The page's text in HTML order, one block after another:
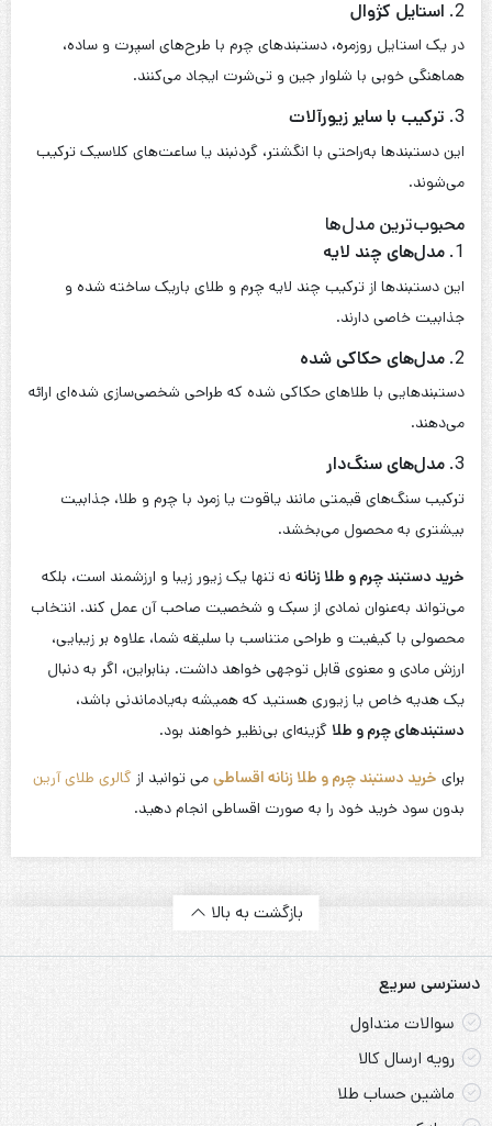
است. همچنین، مطمئن شوید سایز دستبند به درستی با اندازه مچ دست
شما سازگار است.
4. برند و اعتبار فروشنده
انتخاب برند معتبر یا فروشگاه‌های با گارانتی معتبر، احتمال خرید
محصول تقلبی را کاهش می‌دهد.
روش‌های نگهداری دستبند چرم و طلا
1.
تمیز کردن چرم و طلا
از محصولات مخصوص برای تمیز کردن چرم و پارچه نرم برای پاک کردن
طلا استفاده کنید.
2. نگهداری در محیط خشک
رطوبت می‌تواند به چرم آسیب برساند و باعث تغییر رنگ شود.
3. جلوگیری از تماس با مواد شیمیایی
دستبند خود را در هنگام استفاده از مواد شوینده یا عطر از دست خارج
کنید.
ایده‌های استایل با دستبند چرم و طلا
1. استایل رسمی
یک دستبند چرم و طلا با طراحی ساده، به‌خوبی می‌تواند مکمل کت و
شلوار رسمی یا لباس شب باشد.
2. استایل کژوال
در یک استایل روزمره، دستبندهای چرم با طرح‌های اسپرت و ساده،
هماهنگی خوبی با شلوار جین و تی‌شرت ایجاد می‌کنند.
ترکیب با سایر زیورآلات
این دستبندها به‌راحتی با انگشتر، گردنبند یا ساعت‌های کلاسیک ترکیب
می‌شوند.
محبوب‌ترین مدل‌ها
این دستبندها از ترکیب چند لایه چرم و طلای باریک ساخته شده و
2. مدل‌های حکاکی شده
دستبندهایی با طلاهای حکاکی شده که طراحی شخصی‌سازی شده‌ای ارائه
می‌دهند.
3. مدل‌های سنگ‌دار